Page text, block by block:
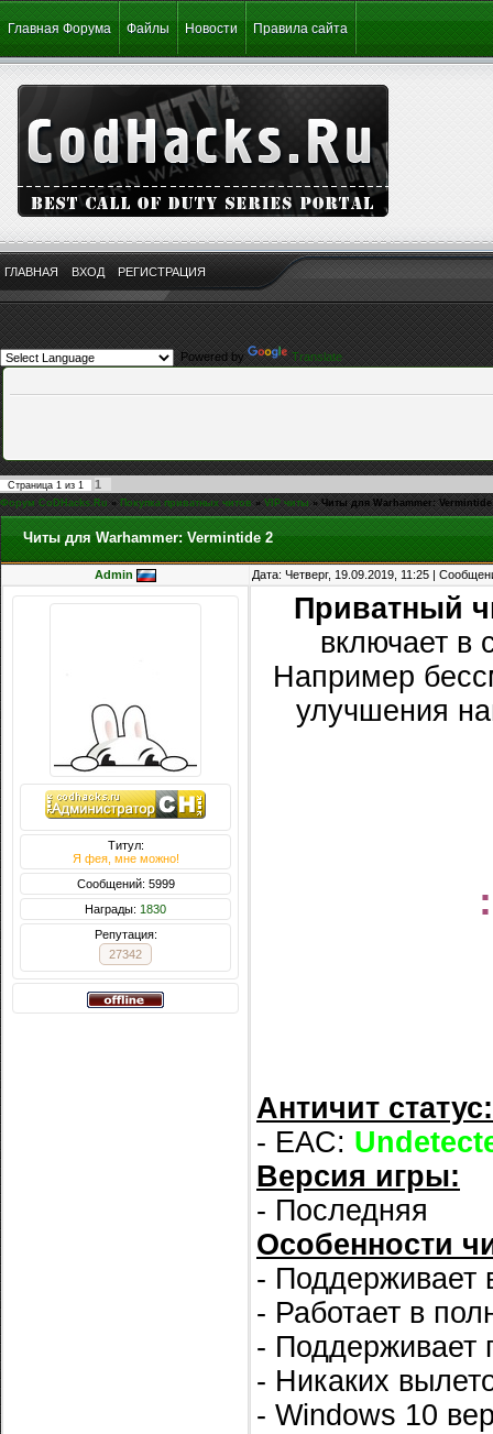
Главная Форума Файлы Новости Правила сайта
ГЛАВНАЯ ВХОД РЕГИСТРАЦИЯ
Powered by Translate
Страница 1 из 1 1
Форум CoDHacks.Ru » Покупка приватных читов » VIP читы » Читы для Warhammer: Vermintide
Читы для Warhammer: Vermintide 2
Admin Дата: Четверг, 19.09.2019, 11:25 |
Титул:
Я фея, мне можно!
Сообщений: 5999
Награды: 1830
Репутация:
27342
Приватный
включает в
Например
улучшения
Античит статус:
- EAC:
Версия игры:
- Последняя
Особенности
- Поддерживает
- Работает в
- Поддерживает
- Никаких
- Windows 10